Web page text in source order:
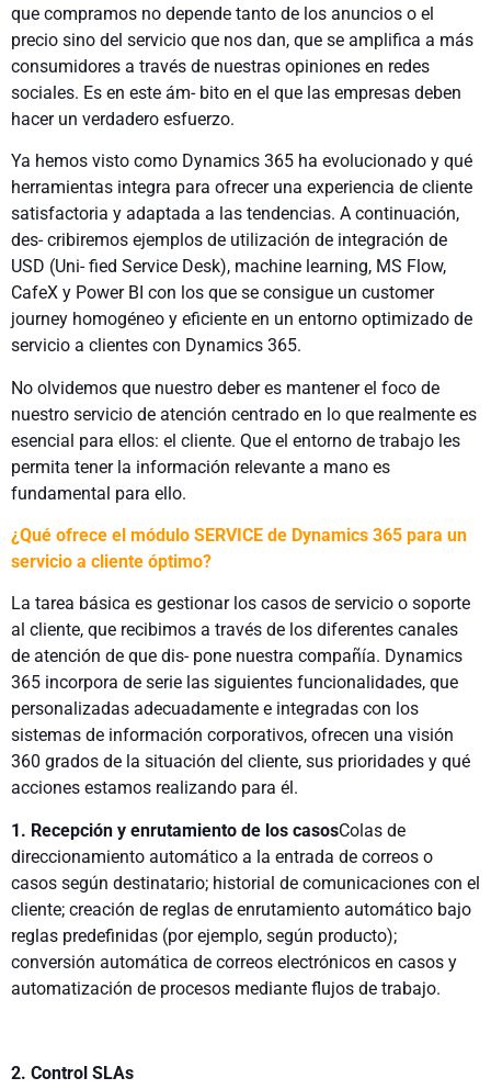
que compramos no depende tanto de los anuncios o el
precio sino del servicio que nos dan, que se amplifica a más
consumidores a través de nuestras opiniones en redes
sociales. Es en este ám- bito en el que las empresas deben
hacer un verdadero esfuerzo.
Ya hemos visto como Dynamics 365 ha evolucionado y qué
herramientas integra para ofrecer una experiencia de cliente
satisfactoria y adaptada a las tendencias. A continuación,
des- cribiremos ejemplos de utilización de integración de
USD (Uni- fied Service Desk), machine learning, MS Flow,
CafeX y Power BI con los que se consigue un customer
journey homogéneo y eficiente en un entorno optimizado de
servicio a clientes con Dynamics 365.
No olvidemos que nuestro deber es mantener el foco de
nuestro servicio de atención centrado en lo que realmente es
esencial para ellos: el cliente. Que el entorno de trabajo les
permita tener la información relevante a mano es
fundamental para ello.
¿Qué ofrece el módulo SERVICE de Dynamics 365 para un
servicio a cliente óptimo?
La tarea básica es gestionar los casos de servicio o soporte
al cliente, que recibimos a través de los diferentes canales
de atención de que dis- pone nuestra compañía. Dynamics
365 incorpora de serie las siguientes funcionalidades, que
personalizadas adecuadamente e integradas con los
sistemas de información corporativos, ofrecen una visión
360 grados de la situación del cliente, sus prioridades y qué
acciones estamos realizando para él.
1. Recepción y enrutamiento de los casosColas de
direccionamiento automático a la entrada de correos o
casos según destinatario; historial de comunicaciones con el
cliente; creación de reglas de enrutamiento automático bajo
reglas predefinidas (por ejemplo, según producto);
conversión automática de correos electrónicos en casos y
automatización de procesos mediante flujos de trabajo.
2. Control SLAs